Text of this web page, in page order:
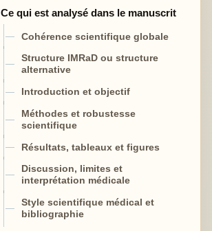
Ce qui est analysé dans le manuscrit
Cohérence scientifique globale
Structure IMRaD ou structure
alternative
Introduction et objectif
Méthodes et robustesse
scientifique
Résultats, tableaux et figures
Discussion, limites et
interprétation médicale
Style scientifique médical et
bibliographie